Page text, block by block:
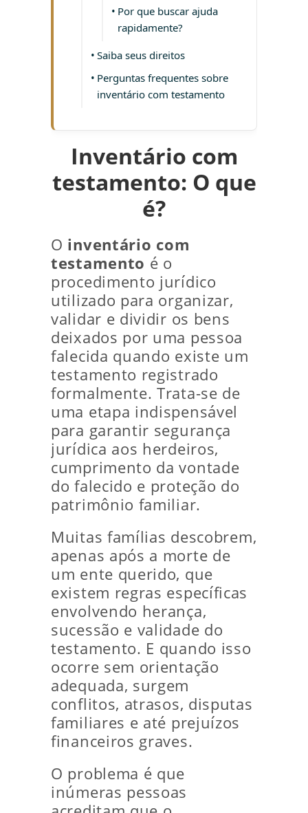
Por que buscar ajuda
rapidamente?
Saiba seus direitos
Perguntas frequentes sobre
inventário com testamento
Inventário com
testamento: O que
é?
O inventário com
testamento é o
procedimento jurídico
utilizado para organizar,
validar e dividir os bens
deixados por uma pessoa
falecida quando existe um
testamento registrado
formalmente. Trata-se de
uma etapa indispensável
para garantir segurança
jurídica aos herdeiros,
cumprimento da vontade
do falecido e proteção do
patrimônio familiar.
Muitas famílias descobrem,
apenas após a morte de
um ente querido, que
existem regras específicas
envolvendo herança,
sucessão e validade do
testamento. E quando isso
ocorre sem orientação
adequada, surgem
conflitos, atrasos, disputas
familiares e até prejuízos
financeiros graves.
O problema é que
inúmeras pessoas